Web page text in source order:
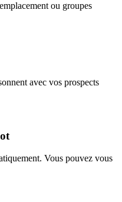
ou groupes
avec vos prospects
Vous pouvez vous